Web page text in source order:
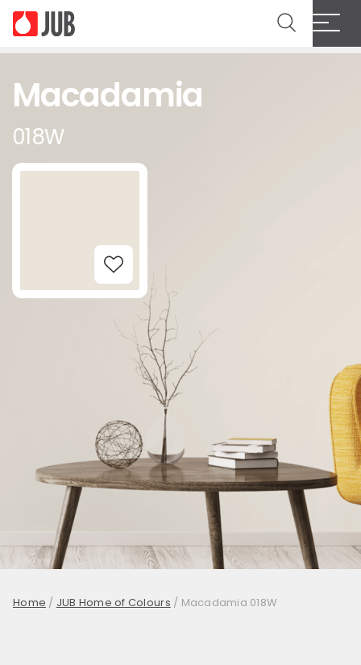
Macadamia
018W
Add to Wishlist
Home / JUB Home of Colours / Macadamia 018W